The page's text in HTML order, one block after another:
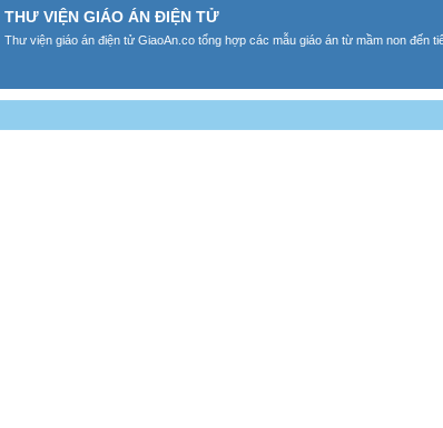
THƯ VIỆN GIÁO ÁN ĐIỆN TỬ
Thư viện giáo án điện tử GiaoAn.co tổng hợp các mẫu giáo án từ mầm non đến